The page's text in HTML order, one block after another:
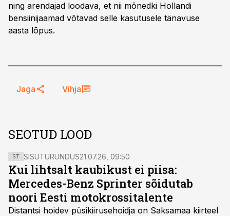
ning arendajad loodava, et nii mõnedki Hollandi
bensiinijaamad võtavad selle kasutusele tänavuse
aasta lõpus.
Jaga Vihja
SEOTUD LOOD
ST SISUTURUNDUS21.07.26, 09:50
Kui lihtsalt kaubikust ei piisa:
Mercedes-Benz Sprinter sõidutab
noori Eesti motokrossitalente
Distantsi hoidev püsikiirusehoidja on Saksamaa kiirteel